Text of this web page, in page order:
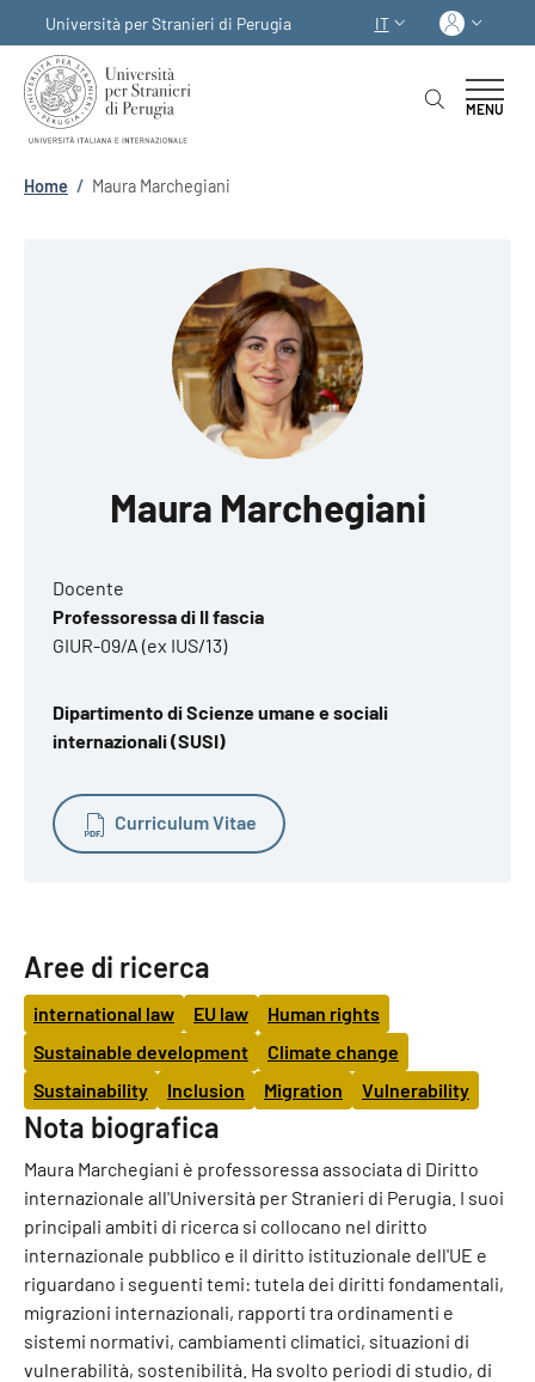
Università per Stranieri di Perugia
SELETTORE LINGUA:
IT
MENU
Briciole di pane
Home / Maura Marchegiani
Maura Marchegiani
Docente
Professoressa di II fascia
GIUR-09/A (ex IUS/13)
Dipartimento di Scienze umane e sociali
internazionali (SUSI)
Curriculum Vitae
Aree di ricerca
international law EU law
Human rights
Sustainable development
Climate change
Sustainability
Inclusion Migration Vulnerability
Nota biografica
Maura Marchegiani è professoressa associata di Diritto
internazionale all'Università per Stranieri di Perugia. I suoi
principali ambiti di ricerca si collocano nel diritto
internazionale pubblico e il diritto istituzionale dell'UE e
riguardano i seguenti temi: tutela dei diritti fondamentali,
migrazioni internazionali, rapporti tra ordinamenti e
sistemi normativi, cambiamenti climatici, situazioni di
vulnerabilità, sostenibilità. Ha svolto periodi di studio, di